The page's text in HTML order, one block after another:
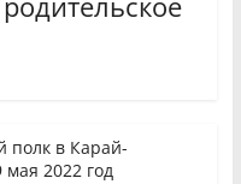
полк в Карай-
2022 год